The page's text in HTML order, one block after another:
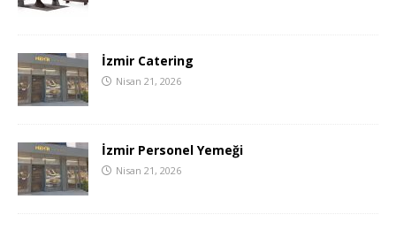
İzmir Catering
Nisan 21, 2026
İzmir Personel Yemeği
Nisan 21, 2026